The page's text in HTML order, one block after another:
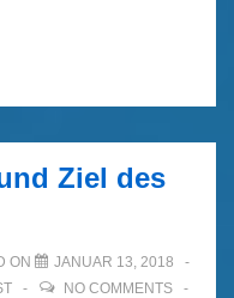
Ziel des
ON
JANUAR 13, 2018
NO COMMENTS